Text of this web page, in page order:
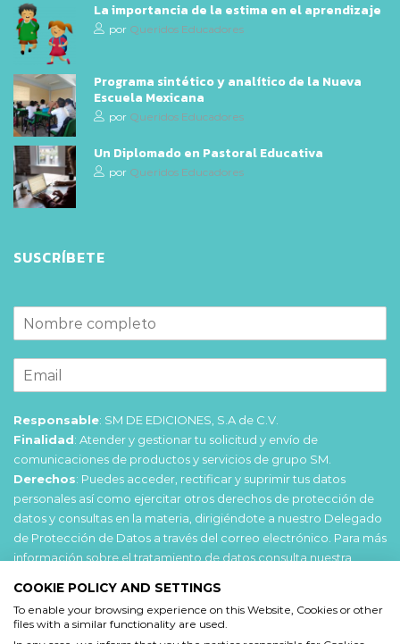
La importancia de la estima en el aprendizaje
por Queridos Educadores
Programa sintético y analítico de la Nueva
Escuela Mexicana
por Queridos Educadores
Un Diplomado en Pastoral Educativa
por Queridos Educadores
SUSCRÍBETE
Responsable: SM DE EDICIONES, S.A de C.V.
Finalidad: Atender y gestionar tu solicitud y envío de
comunicaciones de productos y servicios de grupo SM.
Derechos: Puedes acceder, rectificar y suprimir tus datos
personales así como ejercitar otros derechos de protección de
datos y consultas en la materia, dirigiéndote a nuestro Delegado
de Protección de Datos a través del correo electrónico. Para más
información sobre el tratamiento de datos consulta nuestra
Acepto
COOKIE POLICY AND SETTINGS
To enable your browsing experience on this Website, Cookies or other
files with a similar functionality are used.